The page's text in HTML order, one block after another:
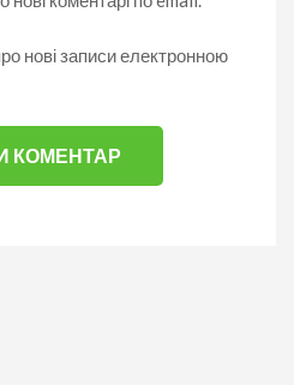
нові записи електронною